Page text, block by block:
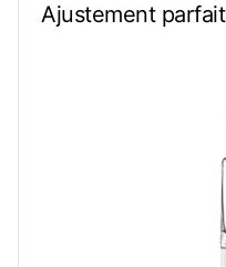
Ajustement parfait